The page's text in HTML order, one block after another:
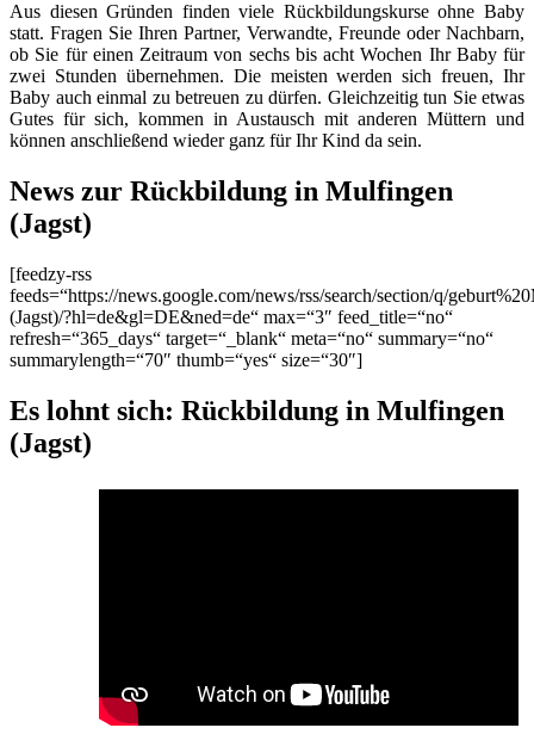
Aus diesen Gründen finden viele Rückbildungskurse ohne Baby
statt. Fragen Sie Ihren Partner, Verwandte, Freunde oder Nachbarn,
ob Sie für einen Zeitraum von sechs bis acht Wochen Ihr Baby für
zwei Stunden übernehmen. Die meisten werden sich freuen, Ihr
Baby auch einmal zu betreuen zu dürfen. Gleichzeitig tun Sie etwas
Gutes für sich, kommen in Austausch mit anderen Müttern und
können anschließend wieder ganz für Ihr Kind da sein.
News zur Rückbildung in Mulfingen
(Jagst)
[feedzy-rss
feeds=“https://news.google.com/news/rss/search/section/q/
(Jagst)/?hl=de&gl=DE&ned=de“ max=“3″ feed_title=“no“
refresh=“365_days“ target=“_blank“ meta=“no“ summary=“no“
summarylength=“70″ thumb=“yes“ size=“30″]
Es lohnt sich: Rückbildung in Mulfingen
(Jagst)